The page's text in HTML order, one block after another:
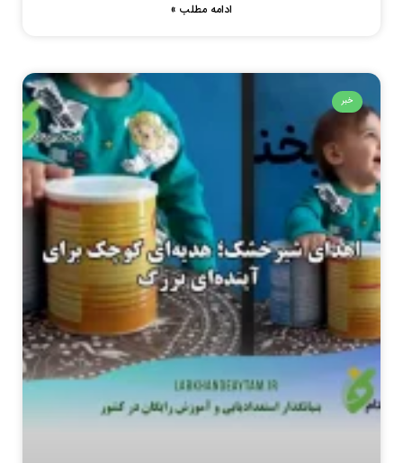
ادامه مطلب »
خبر